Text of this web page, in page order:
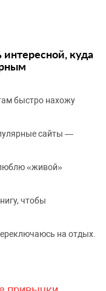
интересной, куда
быстро нахожу
сайты —
«живой»
чтобы
на отдых.